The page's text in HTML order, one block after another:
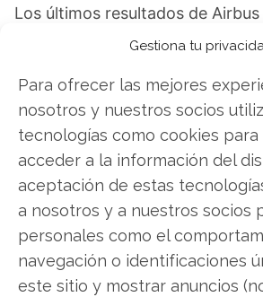
Gestiona tu
Para ofrecer las mejores
nosotros y nuestros socios
tecnologías como cookies
acceder a la información del
aceptación de estas
a nosotros y a nuestros socios
personales como el
navegación o identificaciones
este sitio y mostrar anuncios
Los últimos resultados de Airbus
contundentes: Acción
o es momento de vender? En el
actual del 7 de agosto
qué hacer.
Airbus: ¿Comprar o vender?
Airbus